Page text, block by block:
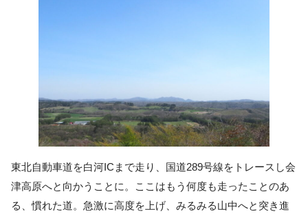
東北自動車道を白河ICまで走り、国道289号線をトレースし会
津高原へと向かうことに。ここはもう何度も走ったことのあ
る、慣れた道。急激に高度を上げ、みるみる山中へと突き進